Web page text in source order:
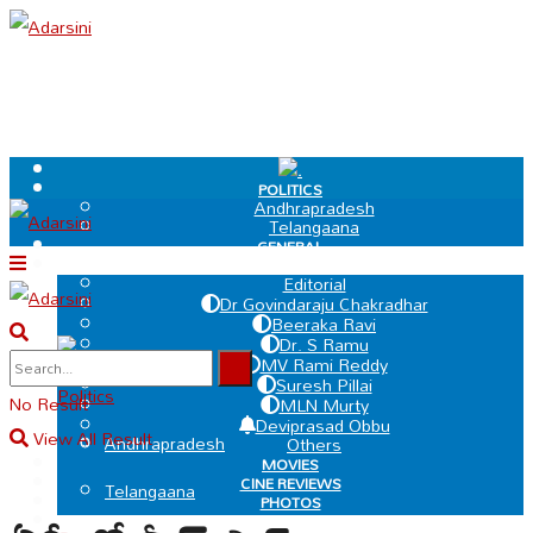
.
POLITICS
Andhrapradesh
Telangaana
GENERAL
Editorial
Dr Govindaraju Chakradhar
Beeraka Ravi
Dr. S Ramu
MV Rami Reddy
Suresh Pillai
MLN Murty
Deviprasad Obbu
Others
MOVIES
CINE REVIEWS
PHOTOS
VIDEOS
.
Politics
Andhrapradesh
Telangaana
No Result
View All Result